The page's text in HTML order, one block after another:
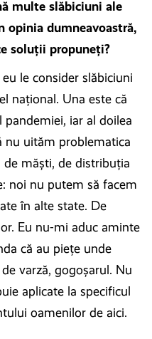
multe slăbiciuni ale
opinia dumneavoastră,
soluții propuneți?
le consider slăbiciuni
naţional. Una este că
iar al doilea
nu uităm problematica
măşti, de distribuţia
noi nu putem să facem
în alte state. De
Eu nu-mi aduc aminte
că au pieţe unde
varză, gogoşarul. Nu
aplicate la specificul
oamenilor de aici.